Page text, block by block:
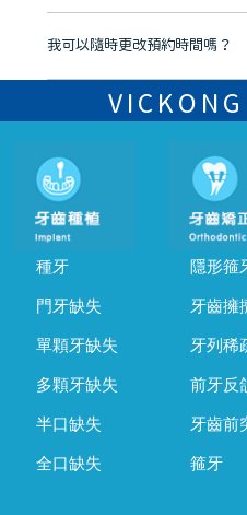
可以。維港口腔會按照當日匯率轉
我可以隨時更改預約時間嗎？
可以，請盡早通過wechat或
的時間及資料，並且重新預約的日
種牙
門牙缺失
單顆牙缺失
多顆牙缺失
半口缺失
全口缺失
隱形箍
牙齒擁
牙列稀
前牙反
牙齒前
箍牙